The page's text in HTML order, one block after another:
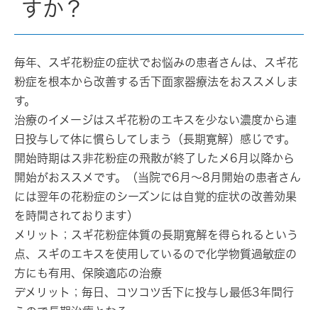
すか？
毎年、スギ花粉症の症状でお悩みの患者さんは、スギ花
粉症を根本から改善する舌下面家器療法をおススメしま
す。
治療のイメージはスギ花粉のエキスを少ない濃度から連
日投与して体に慣らしてしまう（長期寛解）感じです。
開始時期はス非花粉症の飛散が終了したメ6月以降から
開始がおススメです。（当院で6月～8月開始の患者さん
には翌年の花粉症のシーズンには自覚的症状の改善効果
を時間されております）
メリット；スギ花粉症体質の長期寛解を得られるという
点、スギのエキスを使用しているので化学物質過敏症の
方にも有用、保険適応の治療
デメリット；毎日、コツコツ舌下に投与し最低3年間行